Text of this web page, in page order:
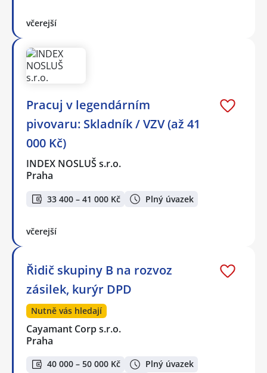
včerejší
Pracuj v legendárním
pivovaru: Skladník / VZV (až 41
000 Kč)
INDEX NOSLUŠ s.r.o.
Praha
33 400 – 41 000 Kč Plný úvazek
včerejší
Řidič skupiny B na rozvoz
zásilek, kurýr DPD
Nutně vás hledají
Cayamant Corp s.r.o.
Praha
40 000 – 50 000 Kč
Plný úvazek